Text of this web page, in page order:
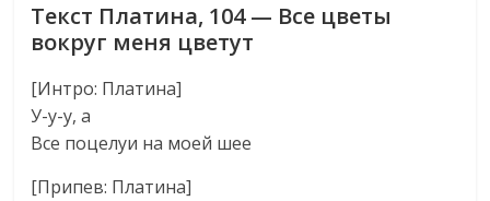
Текст Платина, 104 — Все цветы
вокруг меня цветут
[Интро: Платина]
У-у-у, а
Все поцелуи на моей шее
[Припев: Платина]